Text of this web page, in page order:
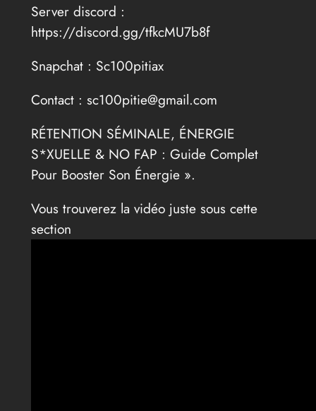
Server discord :
https://discord.gg/tfkcMU7b8f
Snapchat : Sc100pitiax
Contact : sc100pitie@gmail.com
RÉTENTION SÉMINALE, ÉNERGIE
S*XUELLE & NO FAP : Guide Complet
Pour Booster Son Énergie ».
Vous trouverez la vidéo juste sous cette
section